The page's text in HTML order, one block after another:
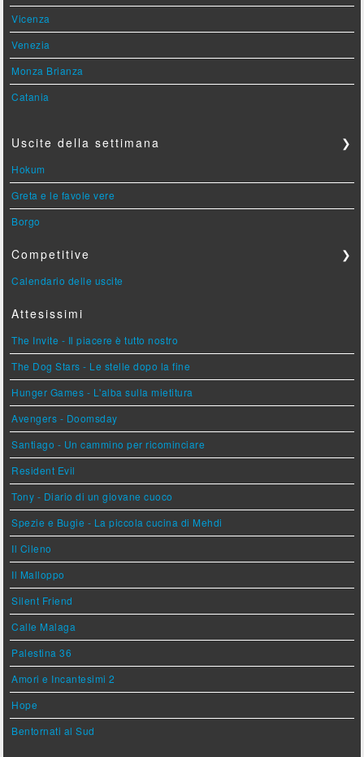
Vicenza
Venezia
Monza Brianza
Catania
Uscite della settimana ❯
Hokum
Greta e le favole vere
Borgo
Competitive ❯
Calendario delle uscite
Attesissimi
The Invite - Il piacere è tutto nostro
The Dog Stars - Le stelle dopo la fine
Hunger Games - L'alba sulla mietitura
Avengers - Doomsday
Santiago - Un cammino per ricominciare
Resident Evil
Tony - Diario di un giovane cuoco
Spezie e Bugie - La piccola cucina di Mehdi
Il Cileno
Il Malloppo
Silent Friend
Calle Malaga
Palestina 36
Amori e Incantesimi 2
Hope
Bentornati al Sud